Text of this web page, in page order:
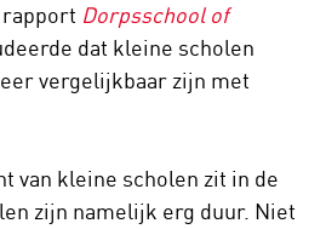
Dorpsschool of
dat kleine scholen
vergelijkbaar zijn met
van kleine scholen zit in de
zijn namelijk erg duur. Niet